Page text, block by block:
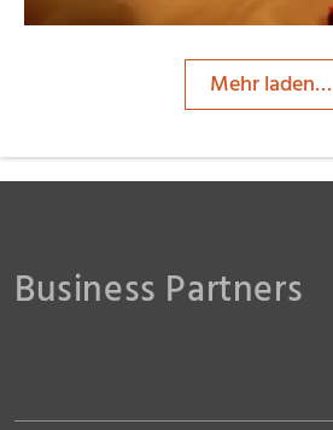
Mehr laden…
Business Partners